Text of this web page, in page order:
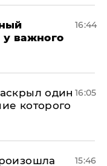
у важного
16:44
один
которого
16:05
15:46